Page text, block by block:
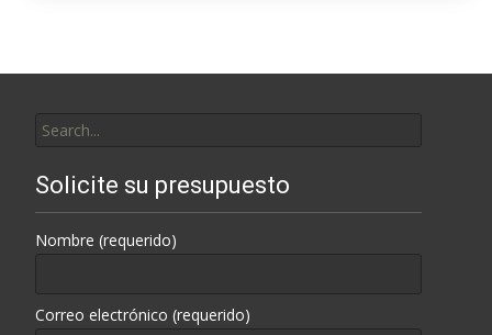
for:
Solicite su presupuesto
Nombre (requerido)
Correo electrónico (requerido)